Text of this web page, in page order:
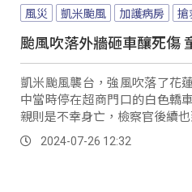
風災 凱米颱風 加護病房 搶
颱風吹落外牆砸車釀死傷
凱米颱風襲台，強風吹落了花
中當時停在超商門口的白色轎
親則是不幸身亡，檢察官後續
2024-07-26 12:32